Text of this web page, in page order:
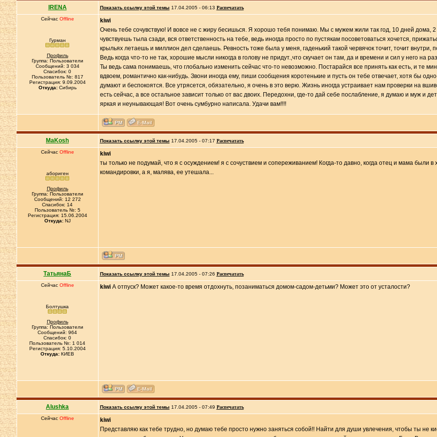
IRENA Показать ссылку этой темы 17.04.2005 - 06:13 Распечатать
Сейчас Offline
Гурман
Профиль
Группа: Пользователи
Сообщений: 3 034
Спасибок: 0
Пользователь №: 817
Регистрация: 9.09.2004
Откуда:Сибирь
kiwi
Очень тебе сочувствую! И вовсе не с жиру бесишься. Я хорошо тебя понимаю. Мы с мужем жили так год, 10 дней дома, 2
чувствуешь тыла сзади, вся ответственность на тебе, ведь иногда просто по пустякам посоветоваться хочется,
крыльях летаешь и миллион дел сделаешь. Ревность тоже была у меня, гаденький такой червячок точит, точит внутри,
Ведь когда что-то не так, хорошие мысли никогда в голову не придут.,что скучает он там, да и времени и сил у него на
Ты ведь сама понимаешь, что глобально изменить сейчас что-то невозможно. Постарайся все принять как есть, и те
вдвоем, романтично как-нибудь. Звони иногда ему, пиши сообщения коротенькие и пусть он тебе отвечает, хотя бы
думают и беспокоятся. Все утрясется, обязательно, я очень в это верю. Жизнь иногда устраивает нам проверки на
есть сейчас, а все остальное зависит только от вас двоих. Передохни, где-то дай себе послабление, я думаю и муж и
яркая и неунывающая! Вот очень сумбурно написала. Удачи вам!!!!
MaKosh Показать ссылку этой темы 17.04.2005 - 07:17 Распечатать
Сейчас Offline
абориген
Профиль
Группа: Пользователи
Сообщений: 12 272
Спасибок: 14
Пользователь №: 5
Регистрация: 15.06.2004
Откуда:NJ
kiwi
ты только не подумай, что я с осуждением! я с сочуствием и сопереживанием! Когда-то давно, когда отец и мама были
командировки, а я, малява, ее утешала...
ТатьянаБ Показать ссылку этой темы 17.04.2005 - 07:26 Распечатать
Сейчас Offline
Болтушка
Профиль
Группа: Пользователи
Сообщений: 964
Спасибок: 0
Пользователь №: 1 014
Регистрация: 5.10.2004
Откуда: КИЕВ
kiwiА отпуск? Может какое-то время отдохнуть, позаниматься домом-садом-детьми? Может это от усталости?
Alushka Показать ссылку этой темы 17.04.2005 - 07:49 Распечатать
Сейчас Offline
kiwi
Представляю как тебе трудно, но думаю тебе просто нужно заняться собой!! Найти для души увлечения, чтобы ты не